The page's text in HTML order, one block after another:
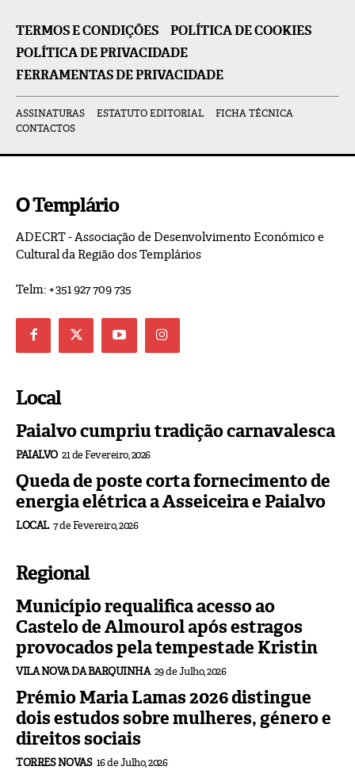
TERMOS E CONDIÇÕES
POLÍTICA DE COOKIES
POLÍTICA DE PRIVACIDADE
FERRAMENTAS DE PRIVACIDADE
ASSINATURAS ESTATUTO EDITORIAL
FICHA TÉCNICA
CONTACTOS
O Templário
ADECRT - Associação de Desenvolvimento Económico e
Cultural da Região dos Templários
Telm: +351 927 709 735
Local
Paialvo cumpriu tradição carnavalesca
PAIALVO 21 de Fevereiro, 2026
Queda de poste corta fornecimento de
energia elétrica a Asseiceira e Paialvo
LOCAL 7 de Fevereiro, 2026
Regional
Município requalifica acesso ao
Castelo de Almourol após estragos
provocados pela tempestade Kristin
VILA NOVA DA BARQUINHA 29 de Julho, 2026
Prémio Maria Lamas 2026 distingue
dois estudos sobre mulheres, género e
direitos sociais
TORRES NOVAS 16 de Julho, 2026